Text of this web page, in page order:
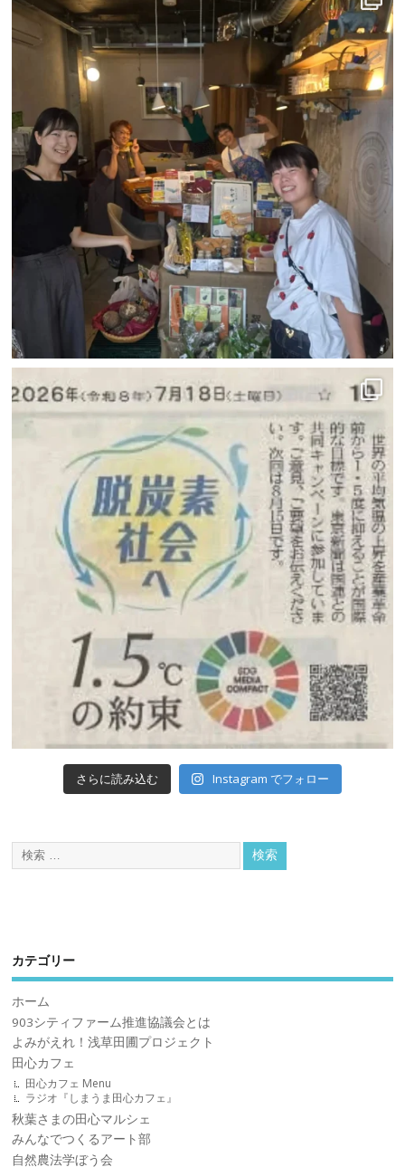
さらに読み込む Instagram でフォロー
カテゴリー
ホーム
903シティファーム推進協議会とは
よみがえれ！浅草田圃プロジェクト
田心カフェ
田心カフェ Menu
ラジオ『しまうま田心カフェ』
秋葉さまの田心マルシェ
みんなでつくるアート部
自然農法学ぼう会